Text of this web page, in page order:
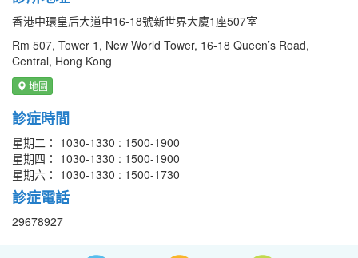
香港中環皇后大道中16-18號新世界大廈1座507室
Rm 507, Tower 1, New World Tower, 16-18 Queen’s Road,
Central, Hong Kong
地圖
診症時間
星期二： 1030-1330 : 1500-1900
星期四： 1030-1330 : 1500-1900
星期六： 1030-1330 : 1500-1730
診症電話
29678927